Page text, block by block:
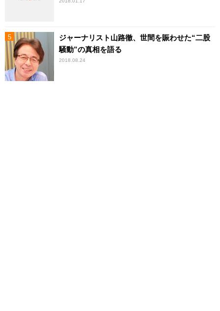
ジャーナリスト山路徹、世間を賑わせた“二股
騒動”の真相を語る
2018.08.24